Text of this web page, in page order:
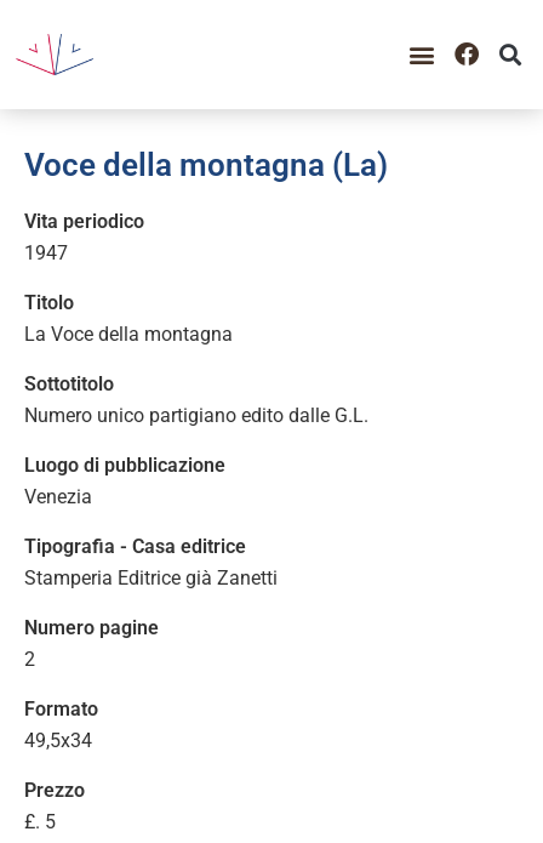
Voce della montagna (La)
Vita periodico
1947
Titolo
La Voce della montagna
Sottotitolo
Numero unico partigiano edito dalle G.L.
Luogo di pubblicazione
Venezia
Tipografia - Casa editrice
Stamperia Editrice già Zanetti
Numero pagine
2
Formato
49,5x34
Prezzo
£. 5